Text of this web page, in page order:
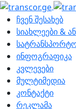
ჩვენ შესახებ
სიახლეები &
ინფოგრაფიკა
კვლევები
მულტიმედია
კონტაქტი
რეკლამა